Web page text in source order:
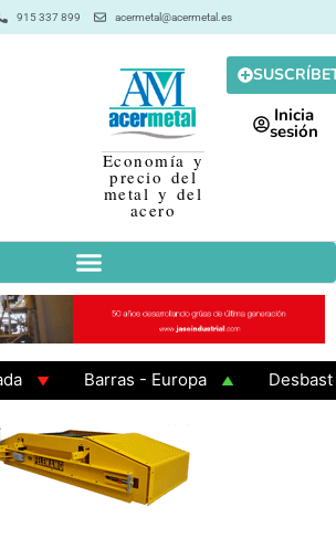
915 337 899 acermetal@acermetal.es
Economía y
precio del
metal y del
acero
Inicia
sesión
Barras - Europa
Desbaste -